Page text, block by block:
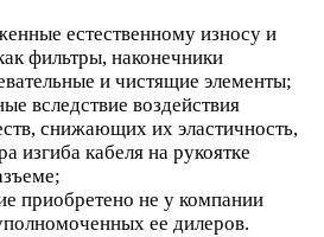
естественному износу и
фильтры, наконечники
и чистящие элементы;
вследствие воздействия
снижающих их эластичность,
изгиба кабеля на рукоятке
приобретено не у компании
ее дилеров.